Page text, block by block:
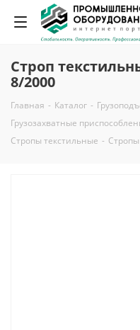
Строп
8/2000
Главная - Каталог -
Грузозахватные
Стропы текстильные -